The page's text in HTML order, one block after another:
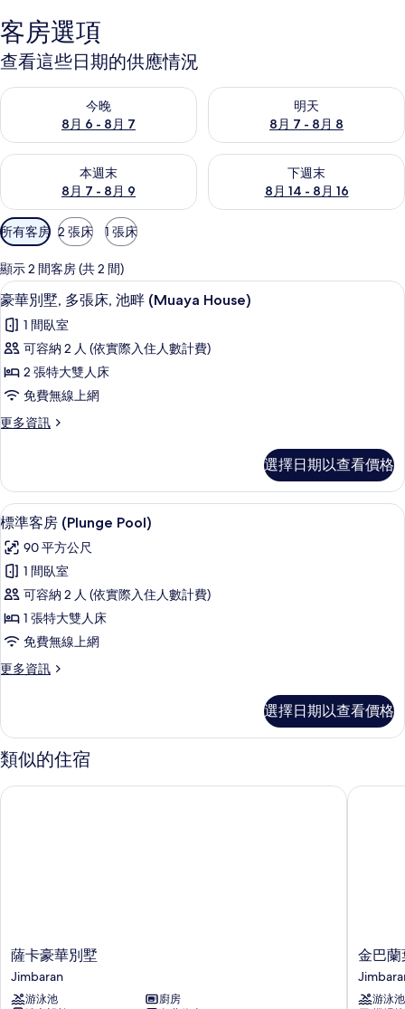
客房選項
查看這些日期的供應情況
今晚
8月 6 - 8月 7
查看今晚 (8月 6 - 8月 7) 的供應情況
明天
8月 7 - 8月 8
查看明天 (8月 7 - 8月 8) 的供
本週末
8月 7 - 8月 9
查看本週末 (8月 7 - 8月 9) 的供應情況
下週末
8月 14 - 8月 16
查看下週末 (8月 14 - 8月 16)
可
用
的
客
房
篩
選
條
所有客房 2 張床 1 張床
顯示 2 間客房 (共 2 間)
顯
示
豪
華
別
多
床,
池
畔
(Muaya
House)
的
所
有
相
豪華別墅, 多張床, 池畔 (Muaya
25
豪華別墅, 多張床, 池畔 (Muaya House)
1 間臥室
可容納 2 人 (依實際入住人數計費)
2 張特大雙人床
免費無線上網
更多資訊
更
別
墅,
多
床,
池
畔
(Muaya
House)
的
詳
情
選擇日期以查看價格
顯
示
標
準
客
房
(Plunge
Pool)
有
相
片
高級寢具、客房內保險箱、書桌、筆
26
標準客房 (Plunge Pool)
90 平方公尺
1 間臥室
可容納 2 人 (依實際入住人數計費)
1 張特大雙人床
免費無線上網
更多資訊
更
客
房
(Plunge
Pool)
的
選擇日期以查看價格
類似的住宿
薩
卡
豪
華
薩卡豪華別墅
Jimbaran
游泳池
廚房
薩卡豪華別墅
金
巴
蘭
葉
金巴蘭
游泳池
金巴蘭